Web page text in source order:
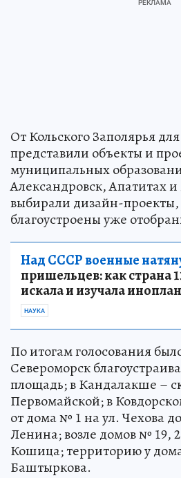
От Кольского Заполярья
представили объекты и
муниципальных
Александровск, Апатитах
выбирали дизайн-проекты,
благоустроены уже
Над СССР военные
пришельцев: как страна
искала и изучала
НАУКА
По итогам голосования
Североморск
площадь; в Кандалакше –
Первомайской; в
от дома № 1 на ул. Чехова
Ленина; возле домов № 19,
Кошица; территорию у
Баштыркова.